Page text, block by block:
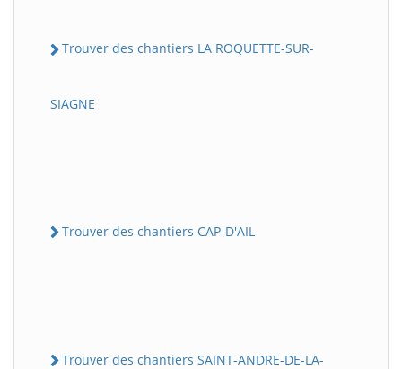
Trouver des chantiers LA ROQUETTE-SUR-
SIAGNE
Trouver des chantiers CAP-D'AIL
Trouver des chantiers SAINT-ANDRE-DE-LA-